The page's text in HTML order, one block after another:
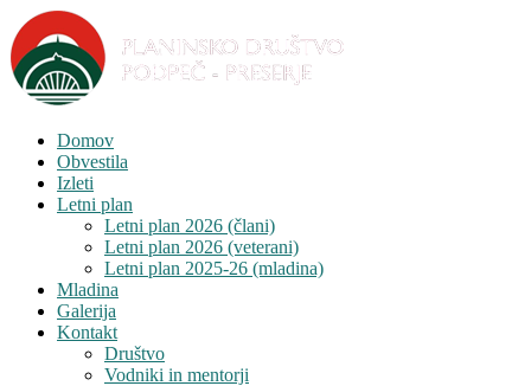
Domov
Obvestila
Izleti
Letni plan
Letni plan 2026 (člani)
Letni plan 2026 (veterani)
Letni plan 2025-26 (mladina)
Mladina
Galerija
Kontakt
Društvo
Vodniki in mentorji